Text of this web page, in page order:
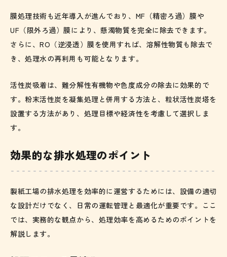
膜処理技術も近年導入が進んでおり、MF（精密ろ過）膜や
UF（限外ろ過）膜により、懸濁物質を完全に除去できます。
さらに、RO（逆浸透）膜を使用すれば、溶解性物質も除去で
き、処理水の再利用も可能となります。
活性炭吸着は、難分解性有機物や色度成分の除去に効果的で
す。粉末活性炭を凝集処理と併用する方法と、粒状活性炭塔を
設置する方法があり、処理目標や経済性を考慮して選択しま
す。
効果的な排水処理のポイント
製紙工場の排水処理を効率的に運営するためには、設備の適切
な設計だけでなく、日常の運転管理と最適化が重要です。ここ
では、実務的な観点から、処理効率を高めるためのポイントを
解説します。